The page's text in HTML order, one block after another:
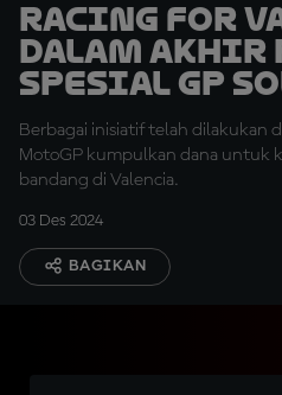
Racing for
dalam Akhir
Spesial GP
Berbagai inisiatif telah dilakukan
MotoGP kumpulkan dana untuk
bandang di Valencia.
03 Des 2024
BAGIKAN